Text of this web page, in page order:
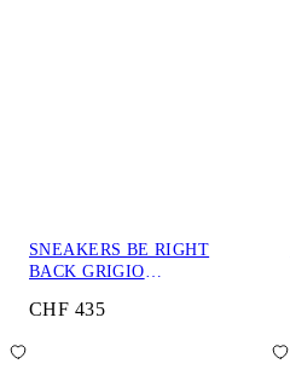
SNEAKERS BE RIGHT
BACK GRIGIO
CHF 435